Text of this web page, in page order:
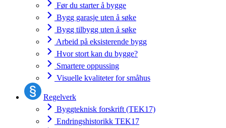
Før du starter å bygge
Bygg garasje uten å søke
Bygg tilbygg uten å søke
Arbeid på eksisterende bygg
Hvor stort kan du bygge?
Smartere oppussing
Visuelle kvaliteter for småhus
Regelverk
Byggteknisk forskrift (TEK17)
Endringshistorikk TEK17